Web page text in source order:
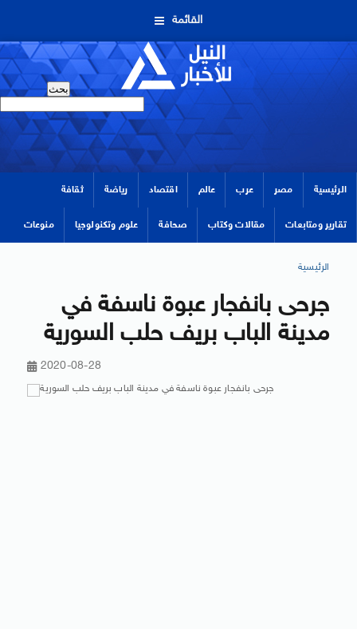
القائمة
الرئيسية مصر عرب عالم اقتصاد رياضة ثقافة
تقارير ومتابعات مقالات وكتاب صحافة علوم وتكنولوجيا منوعات
الرئيسية
جرحى بانفجار عبوة ناسفة في
مدينة الباب بريف حلب السورية
2020-08-28